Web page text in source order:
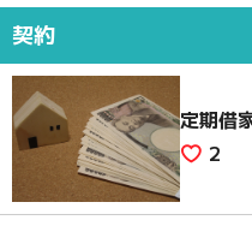
契約
定期借
2